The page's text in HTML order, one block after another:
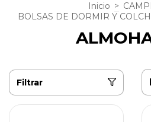
Inicio >
BOLSAS DE DORMIR Y
Filtrar